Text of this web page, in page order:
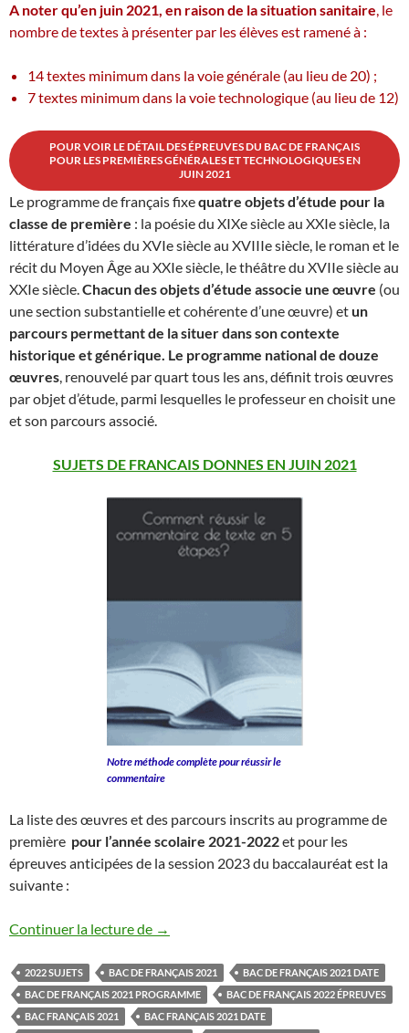
A noter qu’en juin 2021, en raison de la situation sanitaire, le
nombre de textes à présenter par les élèves est ramené à :
14 textes minimum dans la voie générale (au lieu de 20) ;
7 textes minimum dans la voie technologique (au lieu de 12)
POUR VOIR LE DÉTAIL DES ÉPREUVES DU BAC DE FRANÇAIS
POUR LES PREMIÈRES GÉNÉRALES ET TECHNOLOGIQUES EN
JUIN 2021
Le programme de français fixequatre objets d’étude pour la
classe de première : la poésie du XIXe siècle au XXIe siècle, la
littérature d’idées du XVIe siècle au XVIIIe siècle, le roman et le
récit du Moyen Âge au XXIe siècle, le théâtre du XVIIe siècle au
XXIe siècle.Chacun des objets d’étude associe une œuvre (ou
une section substantielle et cohérente d’une œuvre) etun
parcours permettant de la situer dans son contexte
historique et générique. Le programme national de douze
œuvres, renouvelé par quart tous les ans, définit trois œuvres
par objet d’étude, parmi lesquelles le professeur en choisit une
et son parcours associé.
SUJETS DE FRANCAIS DONNES EN JUIN 2021
Notre méthode complète pour réussir le
commentaire
La liste des œuvres et des parcours inscrits au programme de
première pour l’année scolaire 2021-2022et pour les
épreuves anticipées de la session 2023 du baccalauréat est la
suivante :
Continuer la lecture de BAC DE FRANÇAIS 2021-2022
→
2022 SUJETS BAC DE FRANÇAIS 2021
BAC DE FRANÇAIS 2021 DATE
BAC DE FRANÇAIS 2021 PROGRAMME
BAC DE FRANÇAIS 2022 ÉPREUVES
BAC FRANÇAIS 2021
BAC FRANÇAIS 2021 DATE